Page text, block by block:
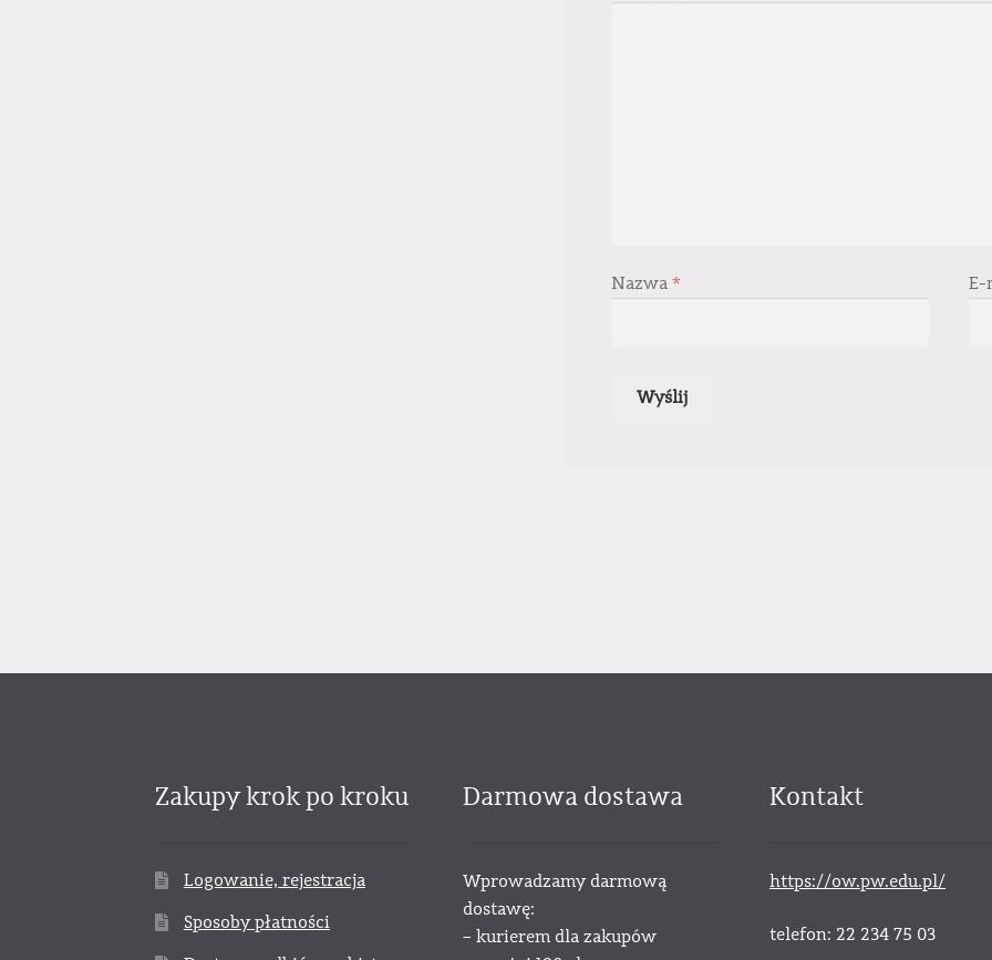
Nazwa * E-
Zakupy krok po kroku
Logowanie, rejestracja
Sposoby płatności
Darmowa dostawa
Wprowadzamy darmową
dostawę:
– kurierem dla zakupów
Kontakt
https://ow.pw.edu.pl/
telefon: 22 234 75 03